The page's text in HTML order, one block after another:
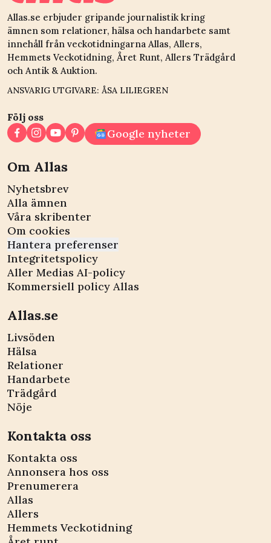
Allas.se erbjuder gripande journalistik kring
ämnen som relationer, hälsa och handarbete samt
innehåll från veckotidningarna Allas, Allers,
Hemmets Veckotidning, Året Runt, Allers Trädgård
och Antik & Auktion.
ANSVARIG UTGIVARE: ÅSA LILIEGREN
Följ oss
Google nyheter
Om Allas
Nyhetsbrev
Alla ämnen
Våra skribenter
Om cookies
Hantera preferenser
Integritetspolicy
Aller Medias AI-policy
Kommersiell policy Allas
Allas.se
Livsöden
Hälsa
Relationer
Handarbete
Trädgård
Nöje
Kontakta oss
Kontakta oss
Annonsera hos oss
Prenumerera
Allas
Allers
Hemmets Veckotidning